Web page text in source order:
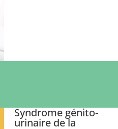
Syndrome génito-
urinaire de la